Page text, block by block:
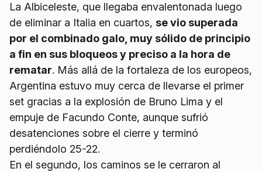
La Albiceleste, que llegaba envalentonada luego
de eliminar a Italia en cuartos, se vio superada
por el combinado galo, muy sólido de principio
a fin en sus bloqueos y preciso a la hora de
rematar. Más allá de la fortaleza de los europeos,
Argentina estuvo muy cerca de llevarse el primer
set gracias a la explosión de Bruno Lima y el
empuje de Facundo Conte, aunque sufrió
desatenciones sobre el cierre y terminó
perdiéndolo 25-22.
En el segundo, los caminos se le cerraron al